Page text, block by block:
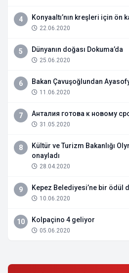
4 Konyaaltı’nın kreşleri için ön
22.06.2020
5 Dünyanın doğası Dokuma’da
25.06.2020
6 Bakan Çavuşoğlundan
11.06.2020
7 Анталия готова к новому
31.05.2020
8
Kültür ve Turizm Bakanlığı
onayladı
28.04.2020
9 Kepez Belediyesi’ne bir ödül
10.06.2020
10 Kolpaçino 4 geliyor
05.06.2020